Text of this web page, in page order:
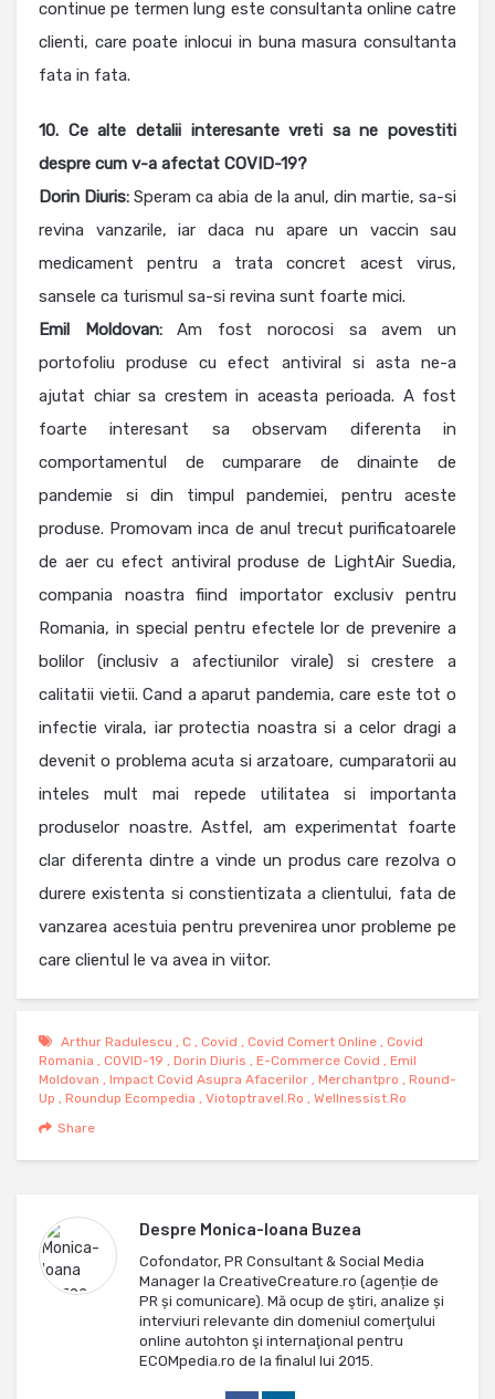
continue pe termen lung este consultanta online catre
clienti, care poate inlocui in buna masura consultanta
fata in fata.
10. Ce alte detalii interesante vreti sa ne povestiti
despre cum v-a afectat COVID-19?
Dorin Diuris:Speram ca abia de la anul, din martie, sa-si
revina vanzarile, iar daca nu apare un vaccin sau
medicament pentru a trata concret acest virus,
sansele ca turismul sa-si revina sunt foarte mici.
Emil Moldovan:Am fost norocosi sa avem un
portofoliu produse cu efect antiviral si asta ne-a
ajutat chiar sa crestem in aceasta perioada. A fost
foarte interesant sa observam diferenta in
comportamentul de cumparare de dinainte de
pandemie si din timpul pandemiei, pentru aceste
produse. Promovam inca de anul trecut purificatoarele
de aer cu efect antiviral produse de LightAir Suedia,
compania noastra fiind importator exclusiv pentru
Romania, in special pentru efectele lor de prevenire a
bolilor (inclusiv a afectiunilor virale) si crestere a
calitatii vietii. Cand a aparut pandemia, care este tot o
infectie virala, iar protectia noastra si a celor dragi a
devenit o problema acuta si arzatoare, cumparatorii au
inteles mult mai repede utilitatea si importanta
produselor noastre. Astfel, am experimentat foarte
clar diferenta dintre a vinde un produs care rezolva o
durere existenta si constientizata a clientului, fata de
vanzarea acestuia pentru prevenirea unor probleme pe
care clientul le va avea in viitor.
Arthur Radulescu , C , Covid , Covid Comert Online , Covid
Romania , COVID-19 , Dorin Diuris , E-Commerce Covid , Emil
Moldovan , Impact Covid Asupra Afacerilor , Merchantpro , Round-
Up , Roundup Ecompedia , Viotoptravel.ro , Wellnessist.ro
Share
Despre Monica-Ioana Buzea
Cofondator, PR Consultant & Social Media
Manager la CreativeCreature.ro (agenție de
PR și comunicare). Mă ocup de ştiri, analize și
interviuri relevante din domeniul comerţului
online autohton şi internaţional pentru
ECOMpedia.ro de la finalul lui 2015.